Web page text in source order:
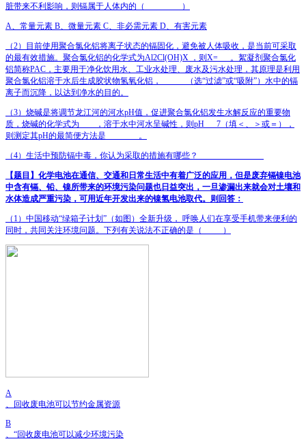
脏带来不利影响，则镉属于人体内的 （ ）
A、常量元素 B、微量元素 C、非必需元素 D、有害元素
（2）目前使用聚合氯化铝将离子状态的镉固化，避免被人体吸收，是当前可采取
的最有效措施。聚合氯化铝的化学式为Al2Cl(OH)X ，则 X=
。絮凝剂聚合氯化
铝简称PAC ，主要用于净化饮用水、工业水处理、废水及污水处理，其原理是利用
聚合氯化铝溶于水后生成胶状物氢氧化铝，
（选“过滤”或“吸附”）水中的镉
离子而沉降，以达到净水的目的。
（3）烧碱是将调节龙江河的河水pH值，促进聚合氯化铝发生水解反应的重要物
质，烧碱的化学式为
，溶于水中河水呈碱性，则 pH 7 （填＜、＞或＝），
则测定其pH的最简便方法是 。
（4）生活中预防镉中毒，你认为采取的措施有哪些？
【题目】 化学电池在通信、交通和日常生活中有着广泛的应用，但是废弃镉镍电池
中含有镉、铅、镍所带来的环境污染问题也日益突出，一旦渗漏出来就会对土壤和
水体造成严重污染，可用近年开发出来的镍氢电池取代。则回答：
（ 1）中国移动“绿箱子计划”（如图）全新升级， 呼唤人们在享受手机带来便利的
同时，共同关注环境问题。下列有关说法不正确的是 （ ）
A
、回收废电池可以节约金属资源
B
、“回收废电池可以减少环境污染